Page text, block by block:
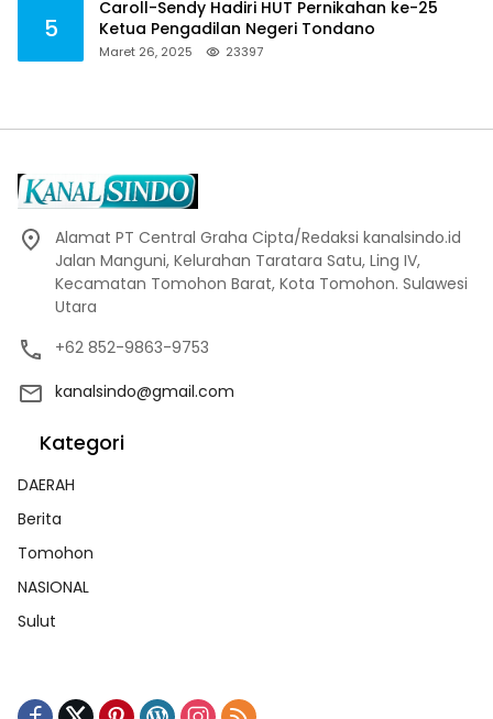
5
Caroll-Sendy Hadiri HUT Pernikahan ke-25
Ketua Pengadilan Negeri Tondano
Maret 26, 2025 23397
Alamat PT Central Graha Cipta/Redaksi kanalsindo.id
Jalan Manguni, Kelurahan Taratara Satu, Ling IV,
Kecamatan Tomohon Barat, Kota Tomohon. Sulawesi
Utara
+62 852-9863-9753
kanalsindo@gmail.com
Kategori
DAERAH
Berita
Tomohon
NASIONAL
Sulut